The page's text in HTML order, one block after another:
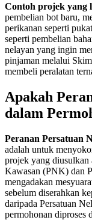
Contoh projek yang
pembelian bot baru,
perikanan seperti
seperti pembelian
nelayan yang ingin
pinjaman melalui
membeli peralatan
Apakah
dalam
Peranan Persatuan
adalah untuk
projek yang diusulkan
Kawasan (PNK) dan
mengadakan
sebelum diserahkan
daripada Persatuan
permohonan diproses